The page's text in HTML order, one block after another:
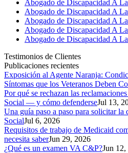
Abogado de Discapacidad A
Abogado de Discapacidad A
Abogado de Discapacidad A
Abogado de Discapacidad A
Abogado de Discapacidad A
Testimonios de Clientes
Publicaciones recientes
Exposición al Agente Naranja:
Síntomas que los Veteranos Deben
Por qué se rechazan las
Social — y cómo defenderseJul 13,
Una guía paso a paso para solicitar la
SocialJul 6, 2026
Requisitos de trabajo de Medicaid
necesita saberJun 29, 2026
¿Qué es un examen VA C&P?Jun 12,